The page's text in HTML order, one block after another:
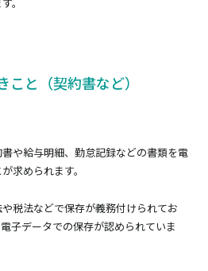
こと（契約書など）
や給与明細、勤怠記録などの書類を電
求められます。
税法などで保存が義務付けられてお
子データでの保存が認められていま